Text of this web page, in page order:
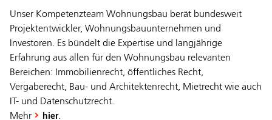
Unser Kompetenzteam Wohnungsbau berät bundesweit
Projektentwickler, Wohnungsbauunternehmen und
Investoren. Es bündelt die Expertise und langjährige
Erfahrung aus allen für den Wohnungsbau relevanten
Bereichen: Immobilienrecht, öffentliches Recht,
Vergaberecht, Bau- und Architektenrecht, Mietrecht wie auch
IT- und Datenschutzrecht.
Mehr
hier.